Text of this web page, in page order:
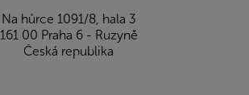
Na hůrce 1091/8, hala 3
161 00 Praha 6 - Ruzyně
Česká republika